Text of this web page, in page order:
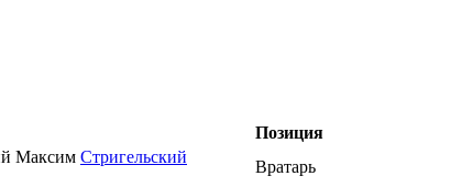
Позиция
Стригельский
Вратарь